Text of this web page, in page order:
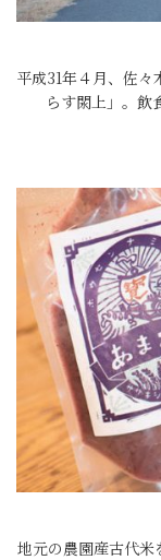
平成31年４月、佐
らす閖上」。飲
地元の農園産古代